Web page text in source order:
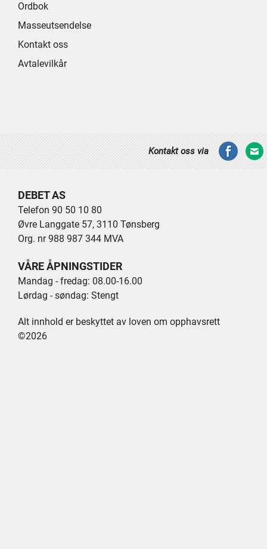
Ordbok
Masseutsendelse
Kontakt oss
Avtalevilkår
Kontakt oss via
DEBET AS
Telefon 90 50 10 80
Øvre Langgate 57, 3110 Tønsberg
Org. nr 988 987 344 MVA
VÅRE ÅPNINGSTIDER
Mandag - fredag: 08.00-16.00
Lørdag - søndag: Stengt
Alt innhold er beskyttet av loven om opphavsrett
©2026